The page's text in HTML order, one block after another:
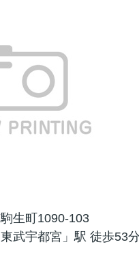
生町1090-103
武宇都宮」駅 徒歩53分